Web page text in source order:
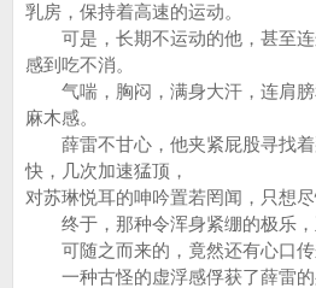
乳房，保持着高速的运动。
可是，长期不运动的他，甚至连
感到吃不消。
气喘，胸闷，满身大汗，连肩膀
麻木感。
薛雷不甘心，他夹紧屁股寻找着
快，几次加速猛顶，
对苏琳悦耳的呻吟置若罔闻，只想
终于，那种令浑身紧绷的极乐，
可随之而来的，竟然还有心口传
一种古怪的虚浮感俘获了薛雷的